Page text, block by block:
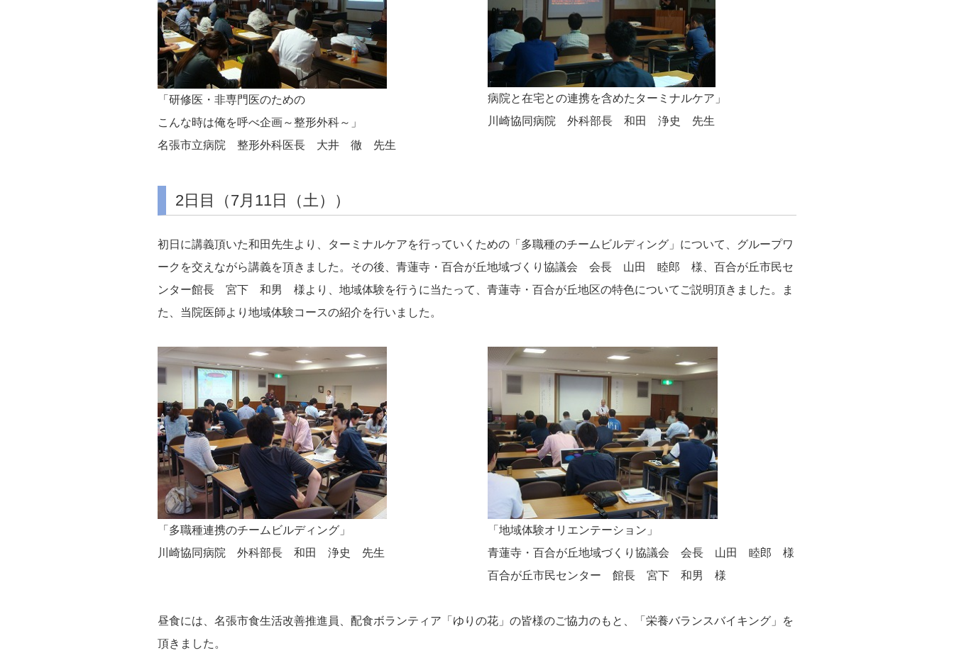
「研修医・非専門医のための
こんな時は俺を呼べ企画～整形外科～」
名張市立病院 整形外科医長 大井 徹 先生
病院と在宅との連携を含めたターミナルケア」
川崎協同病院 外科部長 和田 浄史 先生
2日目（7月11日（土））
初日に講義頂いた和田先生より、ターミナルケアを行っていくための「多職種のチームビルディング」について、グループワ
ークを交えながら講義を頂きました。その後、青蓮寺・百合が丘地域づくり協議会 会長 山田 睦郎 様、百合が丘市民セ
ンター館長 宮下 和男 様より、地域体験を行うに当たって、青蓮寺・百合が丘地区の特色についてご説明頂きました。ま
た、当院医師より地域体験コースの紹介を行いました。
「多職種連携のチームビルディング」
川崎協同病院 外科部長 和田 浄史 先生
「地域体験オリエンテーション」
青蓮寺・百合が丘地域づくり協議会 会長 山田 睦郎 様
百合が丘市民センター 館長 宮下 和男 様
昼食には、名張市食生活改善推進員、配食ボランティア「ゆりの花」の皆様のご協力のもと、「栄養バランスバイキング」を
頂きました。